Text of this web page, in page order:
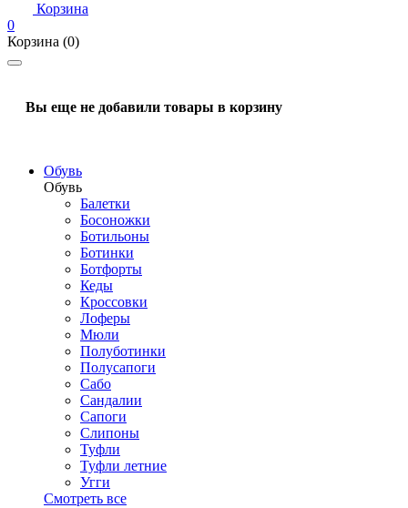
Корзина
0
Корзина (0)
Вы еще не добавили товары в корзину
Обувь
Обувь
Балетки
Босоножки
Ботильоны
Ботинки
Ботфорты
Кеды
Кроссовки
Лоферы
Мюли
Полуботинки
Полусапоги
Сабо
Сандалии
Сапоги
Слипоны
Туфли
Туфли летние
Угги
Смотреть все